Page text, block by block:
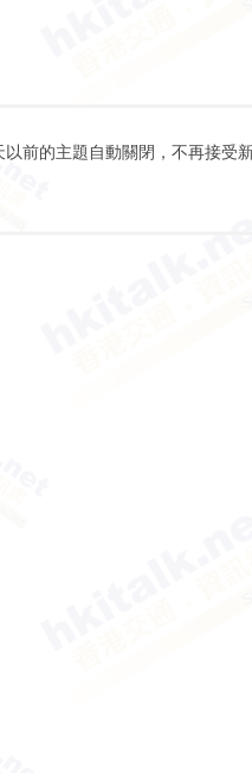
前的主題自動關閉，不再接受